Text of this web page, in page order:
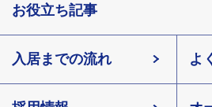
埼玉県
北海道 宮
会社概要
有料老人ホームイリーゼとは
お役立ち記事
知っておきたい介護の知識
入居までの流れ よ